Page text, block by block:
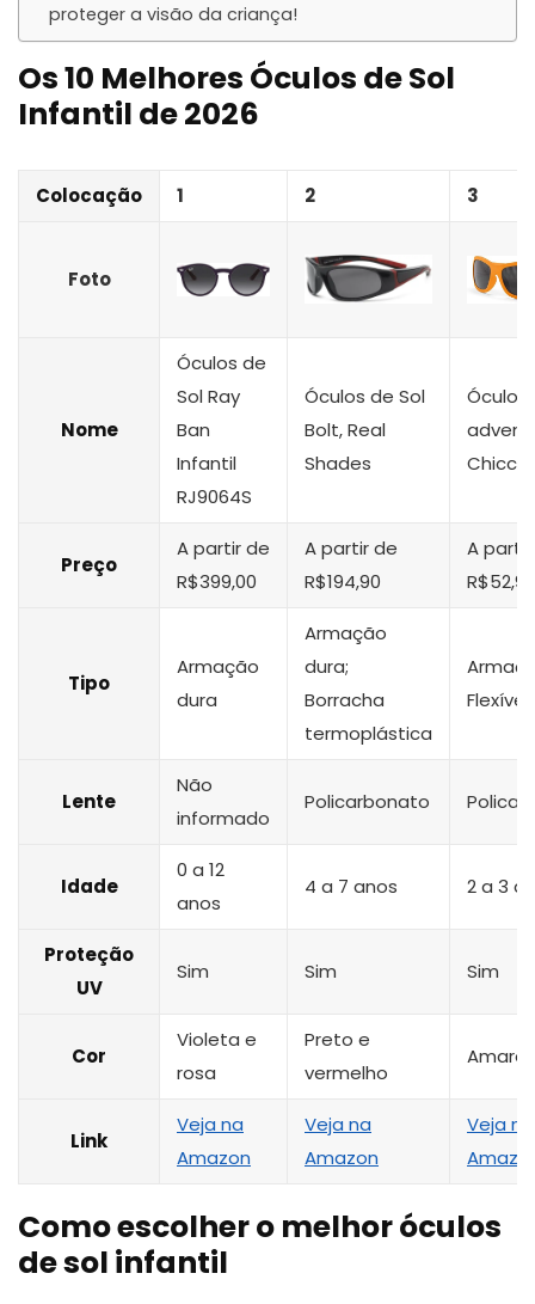
proteger a visão da criança!
Os 10 Melhores Óculos de Sol
Infantil de 2026
Colocação 1 2 3
Foto
Nome
Óculos de
Sol Ray
Ban
Infantil
RJ9064S
Óculos de Sol
Bolt, Real
Shades
Óculos
Chicco
Preço
A partir de
R$399,00
A partir de
R$194,90
A
R$52,92
Tipo
Armação
dura
Armação
dura;
Borracha
termoplástica
Flexível
Lente
Não
informado
Policarbonato
Idade
0 a 12
anos
4 a 7 anos 2 a 3
Proteção
UV
Sim Sim Sim
Cor
Violeta e
rosa
Preto e
vermelho
Link
Veja na
Amazon
Veja na
Amazon
Veja na
Como escolher o melhor óculos
de sol infantil